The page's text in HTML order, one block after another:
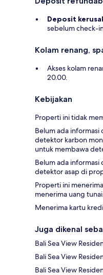
Deposit
sebelum check-
Kolam renang,
Akses kolam
20.00.
Kebijakan
Properti ini tidak
Belum ada informasi
detektor karbon
untuk membawa
Belum ada informasi
detektor asap di
Properti ini
menerima uang
Menerima kartu
Juga dikenal
Bali Sea View
Bali Sea View
Bali Sea View